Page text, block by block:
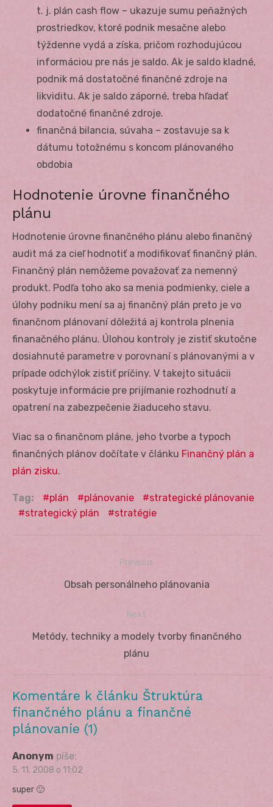
t. j. plán cash flow – ukazuje sumu peňažných
prostriedkov, ktoré podnik mesačne alebo
týždenne vydá a získa, pričom rozhodujúcou
informáciou pre nás je saldo. Ak je saldo kladné,
podnik má dostatočné finančné zdroje na
likviditu. Ak je saldo záporné, treba hľadať
dodatočné finančné zdroje.
finančná bilancia, súvaha – zostavuje sa k
dátumu totožnému s koncom plánovaného
obdobia
Hodnotenie úrovne finančného
plánu
Hodnotenie úrovne finančného plánu alebo finančný
audit má za cieľ hodnotiť a modifikovať finančný plán.
Finančný plán nemôžeme považovať za nemenný
produkt. Podľa toho ako sa menia podmienky, ciele a
úlohy podniku mení sa aj finančný plán preto je vo
finančnom plánovaní dôležitá aj kontrola plnenia
finanačného plánu. Úlohou kontroly je zistiť skutočne
dosiahnuté parametre v porovnaní s plánovanými a v
prípade odchýlok zistiť príčiny. V takejto situácii
poskytuje informácie pre prijímanie rozhodnutí a
opatrení na zabezpečenie žiaduceho stavu.
Viac sa o finančnom pláne, jeho tvorbe a typoch
finančných plánov dočítate v článku Finančný plán a
plán zisku.
Tag: plán plánovanie
strategické plánovanie
strategický plán
stratégie
Navigácia
Previous
Previous
Obsah personálneho plánovania
Next
NextMetódy, techniky a modely tvorby finančného
plánu
Komentáre k článku Štruktúra
finančného plánu a finančné
plánovanie (1)
Anonym píše:
5. 11. 2008 o 11:02
super 🙂